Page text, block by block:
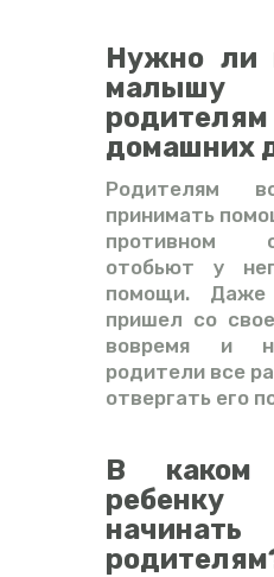
Нужно ли
малышу
домашних
Родителям
принимать
противном
отобьют у
помощи.
пришел со
вовремя и
родители все
отвергать его
В каком
начинать